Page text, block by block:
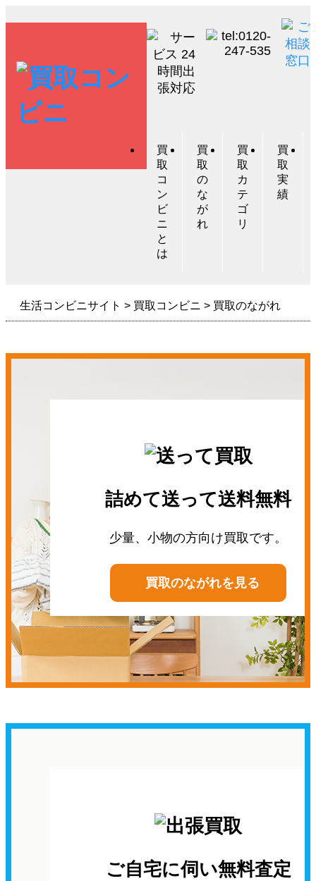
買
取
コ
ン
ビ
ニ
と
は
買
取
の
な
が
れ
買
取
カ
テ
ゴ
リ
買
取
実
績
生活コンビニサイト > 買取コンビニ > 買取のながれ
詰めて送って送料無料
少量、小物の方向け買取です。
買取のながれを見る
ご自宅に伺い無料査定